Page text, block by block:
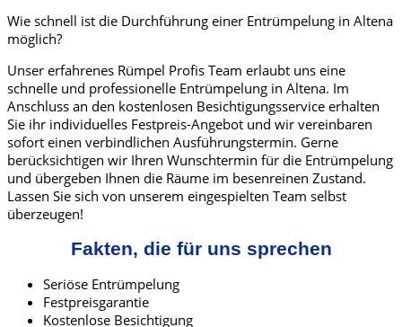
Wie schnell ist die Durchführung einer Entrümpelung in Altena
möglich?
Unser erfahrenes Rümpel Profis Team erlaubt uns eine
schnelle und professionelle Entrümpelung in Altena. Im
Anschluss an den kostenlosen Besichtigungsservice erhalten
Sie ihr individuelles Festpreis-Angebot und wir vereinbaren
sofort einen verbindlichen Ausführungstermin. Gerne
berücksichtigen wir Ihren Wunschtermin für die Entrümpelung
und übergeben Ihnen die Räume im besenreinen Zustand.
Lassen Sie sich von unserem eingespielten Team selbst
überzeugen!
Fakten, die für uns sprechen
Seriöse Entrümpelung
Festpreisgarantie
Kostenlose Besichtigung